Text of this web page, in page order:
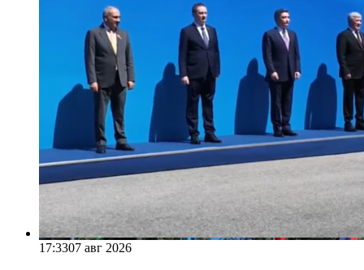
17:3307 авг 2026